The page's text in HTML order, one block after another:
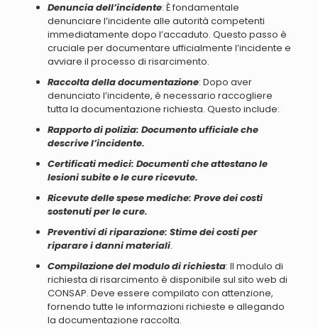
Denuncia dell’incidente: È fondamentale
denunciare l’incidente alle autorità competenti
immediatamente dopo l’accaduto. Questo passo è
cruciale per documentare ufficialmente l’incidente e
avviare il processo di risarcimento.
Raccolta della documentazione: Dopo aver
denunciato l’incidente, è necessario raccogliere
tutta la documentazione richiesta. Questo include:
Rapporto di polizia: Documento ufficiale che
descrive l’incidente.
Certificati medici: Documenti che attestano le
lesioni subite e le cure ricevute.
Ricevute delle spese mediche: Prove dei costi
sostenuti per le cure.
Preventivi di riparazione: Stime dei costi per
riparare i danni materiali.
Compilazione del modulo di richiesta: Il modulo di
richiesta di risarcimento è disponibile sul sito web di
CONSAP. Deve essere compilato con attenzione,
fornendo tutte le informazioni richieste e allegando
la documentazione raccolta.